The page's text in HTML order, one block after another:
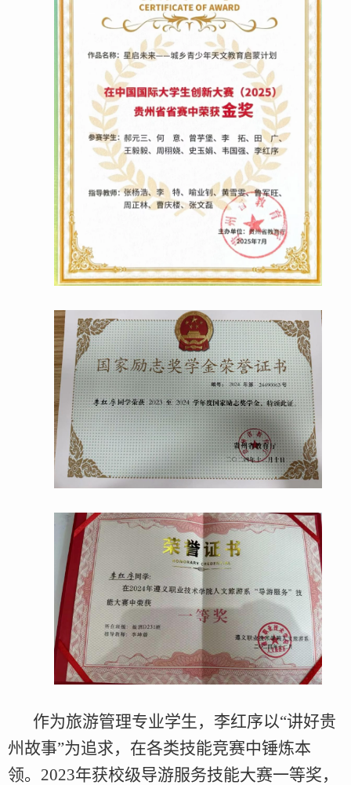
作为旅游管理专业学生，李红序以“讲好贵
州故事”为追求，在各类技能竞赛中锤炼本
领。2023年获校级导游服务技能大赛一等奖，